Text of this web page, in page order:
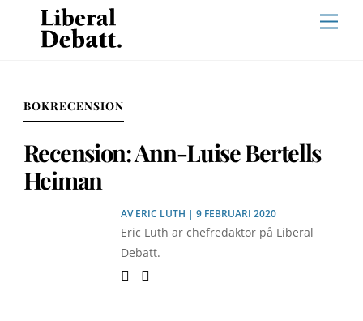
content
BOKRECENSION
Recension: Ann-Luise Bertells
Heiman
AVERIC LUTH | 9 FEBRUARI 2020
Eric Luth är chefredaktör på Liberal
Debatt.